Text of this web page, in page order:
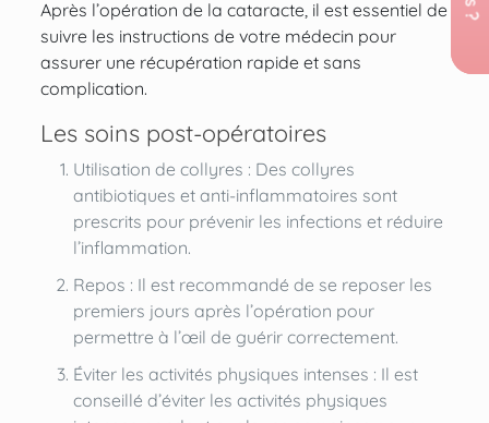
Après l’opération de la cataracte, il est essentiel de
suivre les instructions de votre médecin pour
assurer une récupération rapide et sans
complication.
Les soins post-opératoires
Utilisation de collyres : Des collyres
antibiotiques et anti-inflammatoires sont
prescrits pour prévenir les infections et réduire
l’inflammation.
Repos : Il est recommandé de se reposer les
premiers jours après l’opération pour
permettre à l’œil de guérir correctement.
Éviter les activités physiques intenses : Il est
conseillé d’éviter les activités physiques